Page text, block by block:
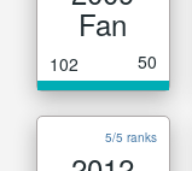
Fan
102 50
5/5 ranks